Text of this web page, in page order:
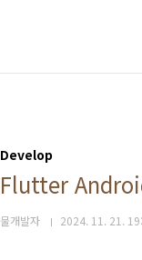
Develop
Flutter
물개발자 2024. 11. 21.